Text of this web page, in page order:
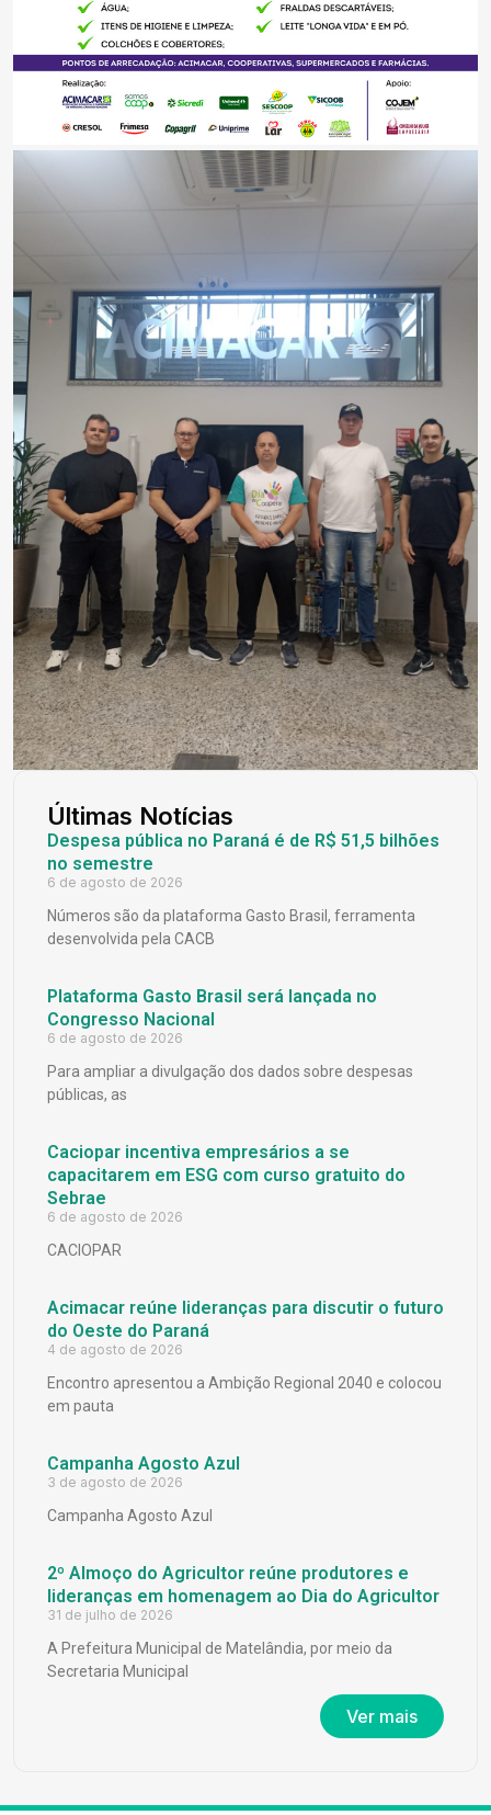
Últimas Notícias
Despesa pública no Paraná é de R$ 51,5 bilhões
no semestre
6 de agosto de 2026
Números são da plataforma Gasto Brasil, ferramenta
desenvolvida pela CACB
Plataforma Gasto Brasil será lançada no
Congresso Nacional
6 de agosto de 2026
Para ampliar a divulgação dos dados sobre despesas
públicas, as
Caciopar incentiva empresários a se
capacitarem em ESG com curso gratuito do
Sebrae
6 de agosto de 2026
CACIOPAR
Acimacar reúne lideranças para discutir o futuro
do Oeste do Paraná
4 de agosto de 2026
Encontro apresentou a Ambição Regional 2040 e colocou
em pauta
Campanha Agosto Azul
3 de agosto de 2026
Campanha Agosto Azul
2º Almoço do Agricultor reúne produtores e
lideranças em homenagem ao Dia do Agricultor
31 de julho de 2026
A Prefeitura Municipal de Matelândia, por meio da
Secretaria Municipal
Ver mais